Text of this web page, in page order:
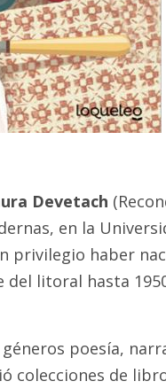
Devetach
en la
privilegio haber
litoral hasta
poesía,
colecciones de